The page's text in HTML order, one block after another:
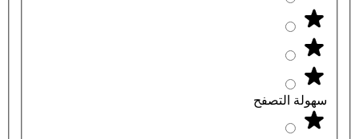
سهولة التصفح